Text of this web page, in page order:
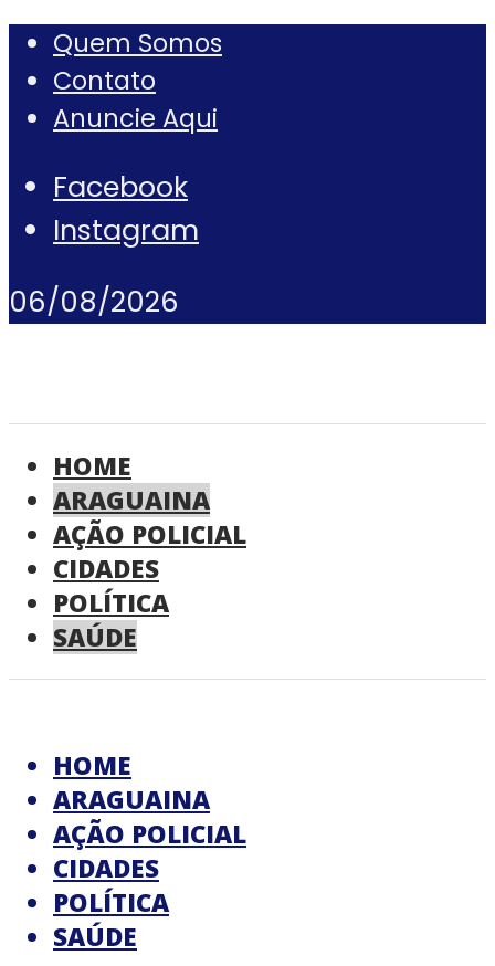
Quem Somos
Contato
Anuncie Aqui
Facebook
Instagram
06/08/2026
HOME
ARAGUAINA
AÇÃO POLICIAL
CIDADES
POLÍTICA
SAÚDE
HOME
ARAGUAINA
AÇÃO POLICIAL
CIDADES
POLÍTICA
SAÚDE